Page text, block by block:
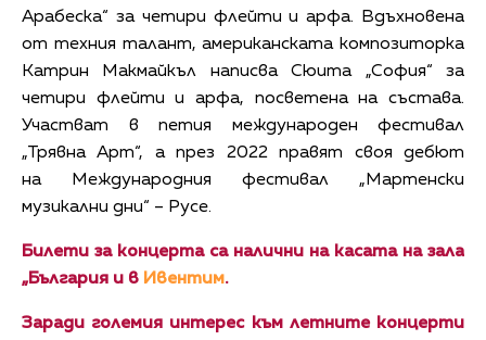
Арабеска“ за четири флейти и арфа. Вдъхновена
от техния талант, американската композиторка
Катрин Макмайкъл написва Сюита „София“ за
четири флейти и арфа, посветена на състава.
Участват в петия международен фестивал
„Трявна Арт“, а през 2022 правят своя дебют
на Международния фестивал „Мартенски
музикални дни“ – Русе.
Билети за концерта са налични на касата на зала
„България и в Ивентим.
Заради големия интерес към летните концерти